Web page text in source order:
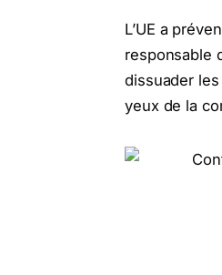
L’UE a
responsable
dissuader
yeux de la